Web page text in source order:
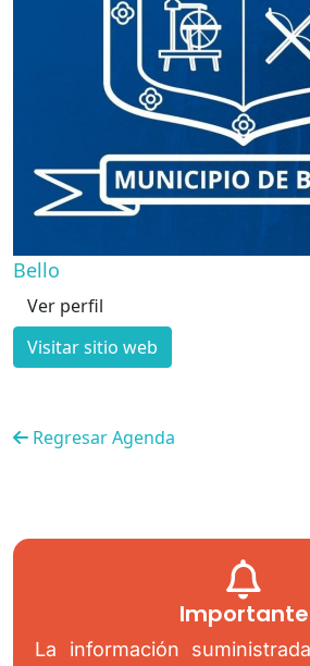
Bello
Ver perfil
Visitar sitio web
Regresar Agenda
Importante
La información